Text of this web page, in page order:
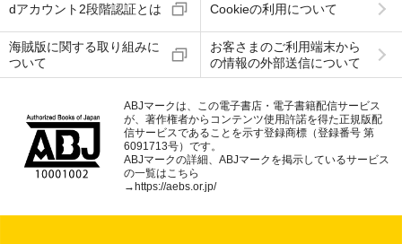
dアカウント2段階認証とは Cookieの利用について
海賊版に関する取り組みに
ついて
お客さまのご利用端末から
の情報の外部送信について
ABJマークは、この電子書店・電子書籍配信サービス
が、著作権者からコンテンツ使用許諾を得た正規版配
信サービスであることを示す登録商標（登録番号 第
6091713号）です。
ABJマークの詳細、ABJマークを掲示しているサービス
の一覧はこちら
→https://aebs.or.jp/